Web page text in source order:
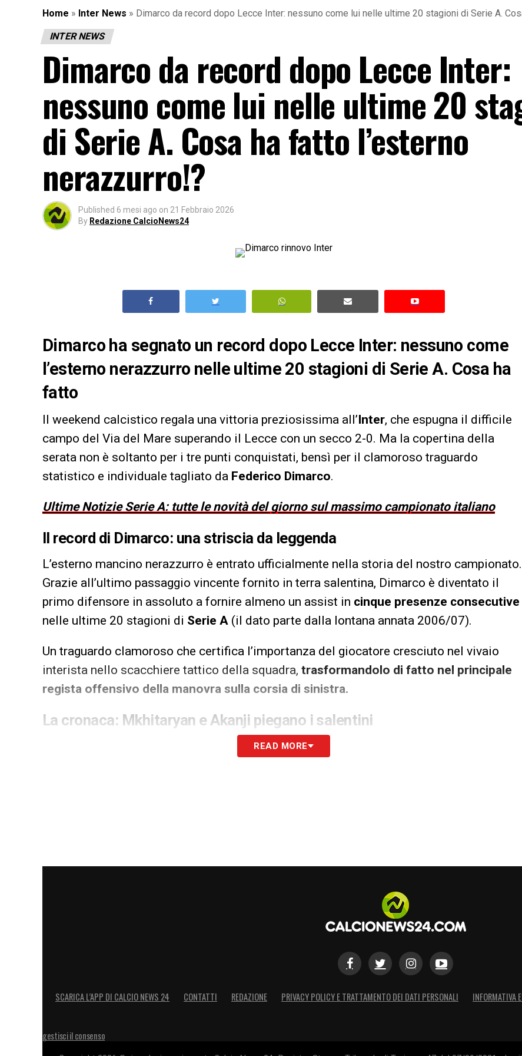
Home » Inter News » Dimarco da record dopo Lecce Inter: nessuno come lui nelle ultime 20 stagioni di Serie A.
INTER NEWS
Dimarco da record dopo Lecce Inter:
nessuno come lui nelle ultime 20
di Serie A. Cosa ha fatto l’esterno
nerazzurro!?
Published 6 mesi ago on 21 Febbraio 2026
By Redazione CalcioNews24
Dimarco ha segnato un record dopo Lecce Inter: nessuno come
l’esterno nerazzurro nelle ultime 20 stagioni di Serie A. Cosa ha
fatto
Il weekend calcistico regala una vittoria preziosissima all’Inter, che espugna il difficile
campo del Via del Mare superando il Lecce con un secco 2-0. Ma la copertina della
serata non è soltanto per i tre punti conquistati, bensì per il clamoroso traguardo
statistico e individuale tagliato da Federico Dimarco.
Ultime Notizie Serie A: tutte le novità del giorno sul massimo campionato italiano
Il record di Dimarco: una striscia da leggenda
L’esterno mancino nerazzurro è entrato ufficialmente nella storia del nostro campionato.
Grazie all’ultimo passaggio vincente fornito in terra salentina, Dimarco è diventato il
primo difensore in assoluto a fornire almeno un assist in cinque presenze consecutive
nelle ultime 20 stagioni di Serie A (il dato parte dalla lontana annata 2006/07).
Un traguardo clamoroso che certifica l’importanza del giocatore cresciuto nel vivaio
interista nello scacchiere tattico della squadra, trasformandolo di fatto nel principale
regista offensivo della manovra sulla corsia di sinistra.
La cronaca: Mkhitaryan e Akanji piegano i salentini
Eusebio Di Francesco
READ MORE
SCARICA L’APP DI CALCIO NEWS 24 CONTATTI REDAZIONE PRIVACY POLICY E TRATTAMENTO DEI DATI PERSONALI INFORMATIVA
gestisci il consenso